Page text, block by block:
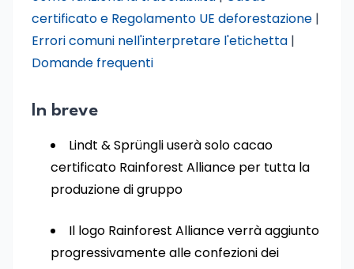
certificato e Regolamento UE deforestazione |
Errori comuni nell'interpretare l'etichetta |
Domande frequenti
In breve
Lindt & Sprüngli userà solo cacao
certificato Rainforest Alliance per tutta la
produzione di gruppo
Il logo Rainforest Alliance verrà aggiunto
progressivamente alle confezioni dei